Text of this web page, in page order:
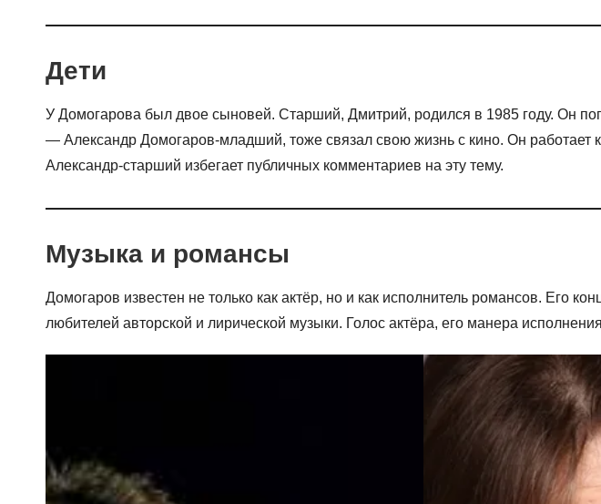
Дети
У Домогарова был двое сыновей. Старший, Дмитрий, родился в 1985 году. Он
— Александр Домогаров-младший, тоже связал свою жизнь с кино. Он работает
Александр-старший избегает публичных комментариев на эту тему.
Музыка и романсы
Домогаров известен не только как актёр, но и как исполнитель романсов. Его
любителей авторской и лирической музыки. Голос актёра, его манера